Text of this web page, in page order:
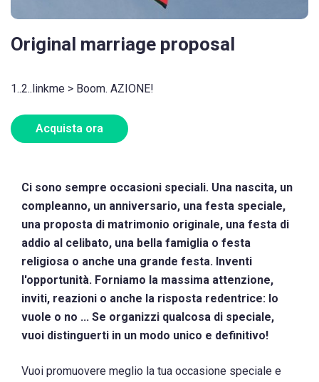
Original marriage proposal
1..2..linkme > Boom. AZIONE!
Acquista ora
Ci sono sempre occasioni speciali. Una nascita, un
compleanno, un anniversario, una festa speciale,
una proposta di matrimonio originale, una festa di
addio al celibato, una bella famiglia o festa
religiosa o anche una grande festa. Inventi
l'opportunità. Forniamo la massima attenzione,
inviti, reazioni o anche la risposta redentrice: lo
vuole o no ... Se organizzi qualcosa di speciale,
vuoi distinguerti in un modo unico e definitivo!
Vuoi promuovere meglio la tua occasione speciale e